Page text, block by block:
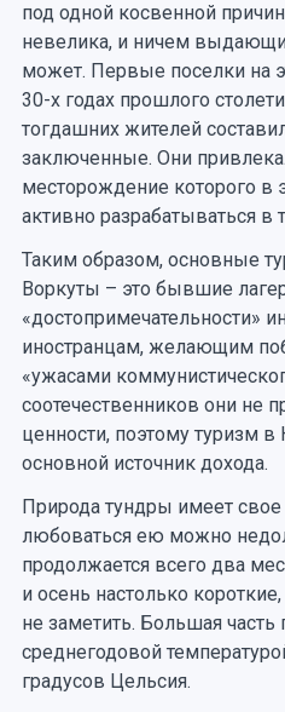
под одной косвенной
невелика, и ничем
может. Первые поселки на
30-х годах прошлого
тогдашних жителей
заключенные. Они
месторождение которого в
активно разрабатываться в
Таким образом, основные
Воркуты – это бывшие
«достопримечательности»
иностранцам, желающим
«ужасами
соотечественников они не
ценности, поэтому туризм
основной источник дохода.
Природа тундры имеет свое
любоваться ею можно
продолжается всего два
и осень настолько
не заметить. Большая часть
среднегодовой
градусов Цельсия.